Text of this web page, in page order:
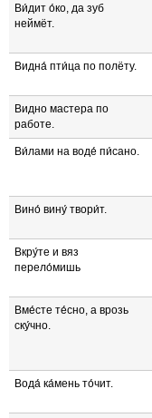
Ви́дит о́ко, да зуб
неймёт.
Видна́ пти́ца по полёту.
Видно мастера по
работе.
Ви́лами на воде́ пи́сано.
Вино́ вину́ твори́т.
Вкру́те и вяз
перело́мишь
Вме́сте те́сно, а врозь
ску́чно.
Вода́ ка́мень то́чит.